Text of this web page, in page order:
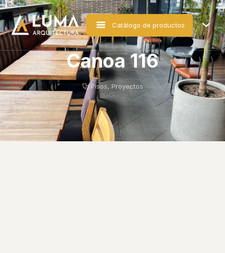
Catálogo de productos
Canoa 116
Pisos, Proyectos